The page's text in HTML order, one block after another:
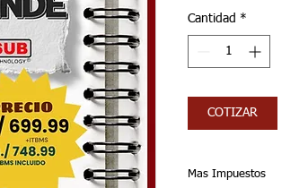
Cantidad *
COTIZAR
Mas Impuestos